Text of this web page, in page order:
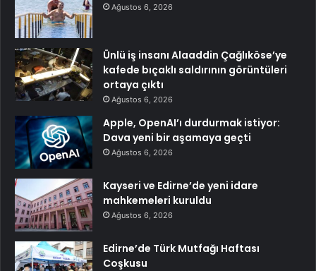
Ağustos 6, 2026
Ünlü iş insanı Alaaddin Çağlıköse’ye
kafede bıçaklı saldırının görüntüleri
ortaya çıktı
Ağustos 6, 2026
Apple, OpenAI’ı durdurmak istiyor:
Dava yeni bir aşamaya geçti
Ağustos 6, 2026
Kayseri ve Edirne’de yeni idare
mahkemeleri kuruldu
Ağustos 6, 2026
Edirne’de Türk Mutfağı Haftası
Coşkusu